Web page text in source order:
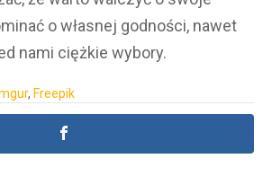
o własnej godności, nawet
nami ciężkie wybory.
, Freepik